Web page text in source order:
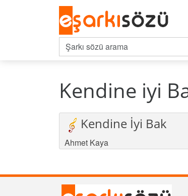
Kendine iyi
Kendine İyi Bak
Ahmet Kaya